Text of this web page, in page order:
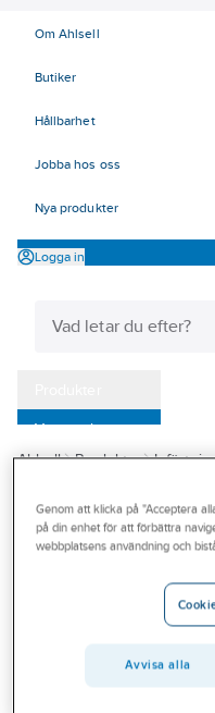
Om Ahlsell
Butiker
Hållbarhet
Jobba hos oss
Nya produkter
Logga in
Varumärken
Outlet
Branscher
Ahlsell Produkter
Genom att klicka på "Acceptera
på din enhet för att förbättra
webbplatsens användning och
Avvisa alla